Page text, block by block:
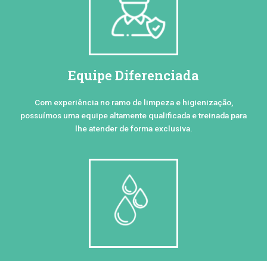
Equipe Diferenciada
Com experiência no ramo de limpeza e higienização,
possuímos uma equipe altamente qualificada e treinada para
lhe atender de forma exclusiva.